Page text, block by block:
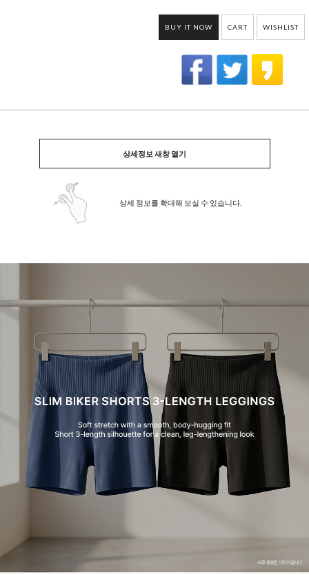
BUY IT NOW CART WISHLIST
상세정보 새창 열기
상세 정보를 확대해 보실 수 있습니다.